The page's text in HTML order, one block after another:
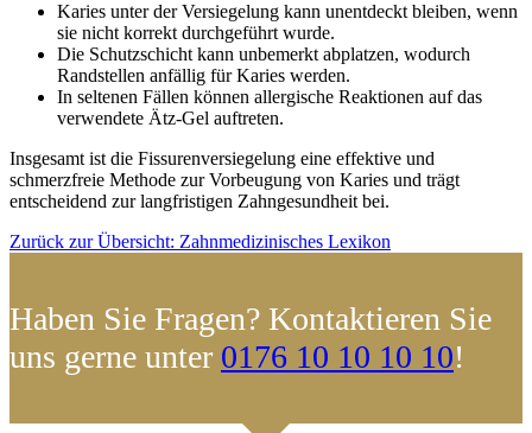
Karies unter der Versiegelung kann unentdeckt bleiben, wenn
sie nicht korrekt durchgeführt wurde.
Die Schutzschicht kann unbemerkt abplatzen, wodurch
Randstellen anfällig für Karies werden.
In seltenen Fällen können allergische Reaktionen auf das
verwendete Ätz-Gel auftreten.
Insgesamt ist die Fissurenversiegelung eine effektive und
schmerzfreie Methode zur Vorbeugung von Karies und trägt
entscheidend zur langfristigen Zahngesundheit bei.
Zurück zur Übersicht: Zahnmedizinisches Lexikon
Haben Sie Fragen? Kontaktieren Sie
uns gerne unter 0176 10 10 10 10!